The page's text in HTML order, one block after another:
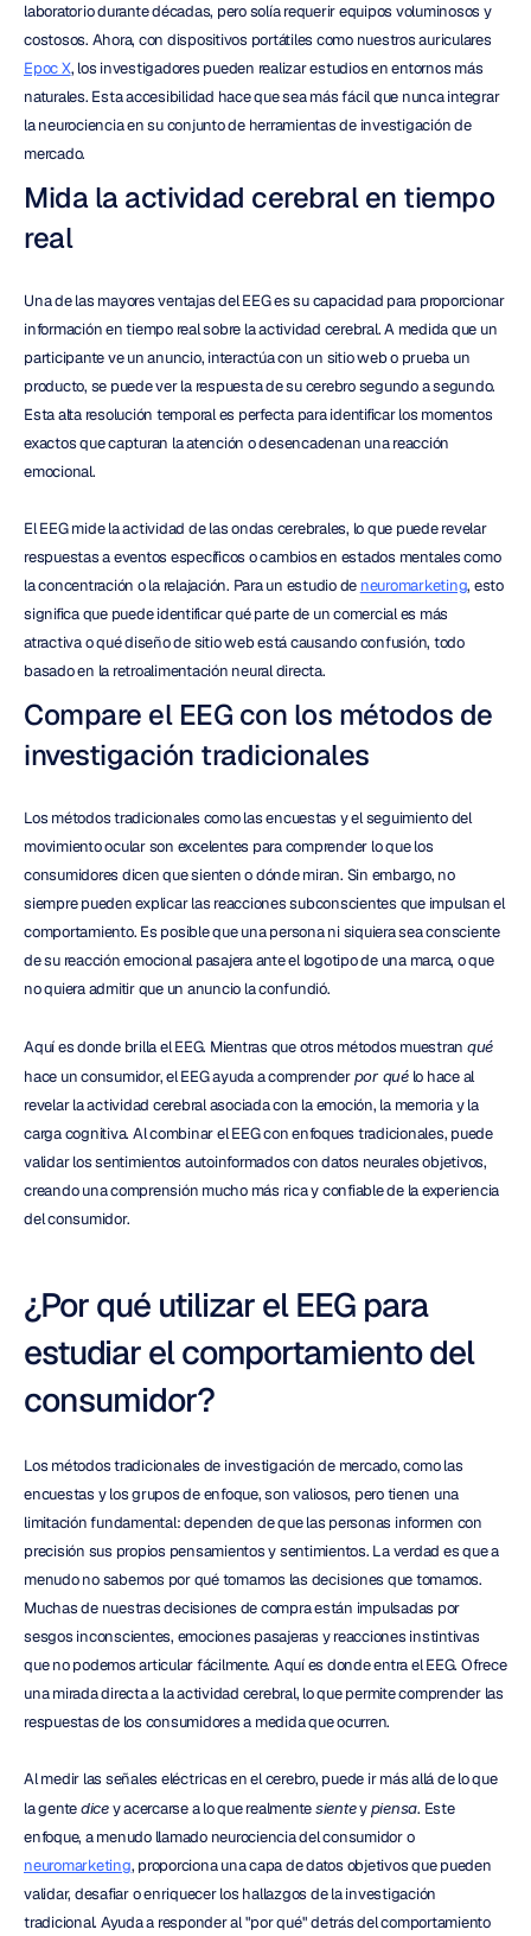
laboratorio durante décadas, pero solía requerir equipos voluminosos y
Epoc X, los investigadores pueden realizar estudios en entornos más
naturales. Esta accesibilidad hace que sea más fácil que nunca integrar
la neurociencia en su conjunto de herramientas de investigación de
mercado.
Mida la actividad cerebral en tiempo
real
Una de las mayores ventajas del EEG es su capacidad para proporcionar
información en tiempo real sobre la actividad cerebral. A medida que un
participante ve un anuncio, interactúa con un sitio web o prueba un
producto, se puede ver la respuesta de su cerebro segundo a segundo.
Esta alta resolución temporal es perfecta para identificar los momentos
exactos que capturan la atención o desencadenan una reacción
emocional.
El EEG mide la actividad de las ondas cerebrales, lo que puede revelar
respuestas a eventos específicos o cambios en estados mentales como
la concentración o la relajación. Para un estudio de neuromarketing, esto
significa que puede identificar qué parte de un comercial es más
atractiva o qué diseño de sitio web está causando confusión, todo
basado en la retroalimentación neural directa.
Compare el EEG con los métodos de
investigación tradicionales
Los métodos tradicionales como las encuestas y el seguimiento del
movimiento ocular son excelentes para comprender lo que los
consumidores dicen que sienten o dónde miran. Sin embargo, no
siempre pueden explicar las reacciones subconscientes que impulsan el
comportamiento. Es posible que una persona ni siquiera sea consciente
de su reacción emocional pasajera ante el logotipo de una marca, o que
no quiera admitir que un anuncio la confundió.
Aquí es donde brilla el EEG. Mientras que otros métodos muestran qué
hace un consumidor, el EEG ayuda a comprender por qué lo hace al
revelar la actividad cerebral asociada con la emoción, la memoria y la
carga cognitiva. Al combinar el EEG con enfoques tradicionales, puede
validar los sentimientos autoinformados con datos neurales objetivos,
creando una comprensión mucho más rica y confiable de la experiencia
del consumidor.
¿Por qué utilizar el EEG para
estudiar el comportamiento del
consumidor?
Los métodos tradicionales de investigación de mercado, como las
encuestas y los grupos de enfoque, son valiosos, pero tienen una
limitación fundamental: dependen de que las personas informen con
precisión sus propios pensamientos y sentimientos. La verdad es que a
menudo no sabemos por qué tomamos las decisiones que tomamos.
Muchas de nuestras decisiones de compra están impulsadas por
sesgos inconscientes, emociones pasajeras y reacciones instintivas
que no podemos articular fácilmente. Aquí es donde entra el EEG. Ofrece
una mirada directa a la actividad cerebral, lo que permite comprender las
respuestas de los consumidores a medida que ocurren.
Al medir las señales eléctricas en el cerebro, puede ir más allá de lo que
la gente dice y acercarse a lo que realmente siente y piensa. Este
enfoque, a menudo llamado neurociencia del consumidor o
neuromarketing, proporciona una capa de datos objetivos que pueden
validar, desafiar o enriquecer los hallazgos de la investigación
tradicional. Ayuda a responder al "por qué" detrás del comportamiento